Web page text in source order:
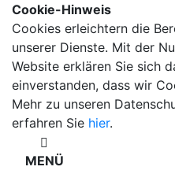
Cookie-Hinweis
Cookies erleichtern die
unserer Dienste. Mit der
Website erklären Sie sich
einverstanden, dass wir
Mehr zu unseren
erfahren Sie hier.
MENÜ